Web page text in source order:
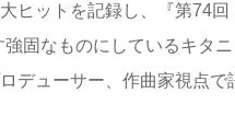
ヒットを記録し、『第74回
固なものにしているキタニ
デューサー、作曲家視点で